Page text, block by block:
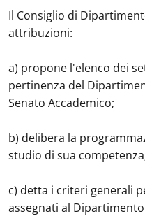
Il Consiglio di
attribuzioni:
a) propone l'elenco dei
pertinenza del
Senato Accademico;
b) delibera la
studio di sua
c) detta i criteri generali
assegnati al